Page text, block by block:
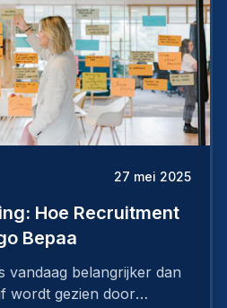
27 mei 2025
Hoe Recruitment
Bepaa
vandaag belangrijker dan
wordt gezien door